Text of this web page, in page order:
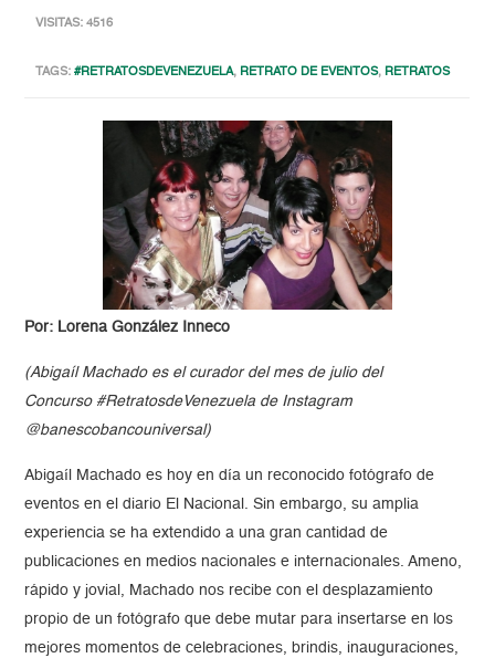
VISITAS: 4516
TAGS:#RETRATOSDEVENEZUELA, RETRATO DE EVENTOS, RETRATOS
Por: Lorena González Inneco
(Abigaíl Machado es el curador del mes de julio del
Concurso #RetratosdeVenezuela de Instagram
@banescobancouniversal)
Abigaíl Machado es hoy en día un reconocido fotógrafo de
eventos en el diario El Nacional. Sin embargo, su amplia
experiencia se ha extendido a una gran cantidad de
publicaciones en medios nacionales e internacionales. Ameno,
rápido y jovial, Machado nos recibe con el desplazamiento
propio de un fotógrafo que debe mutar para insertarse en los
mejores momentos de celebraciones, brindis, inauguraciones,